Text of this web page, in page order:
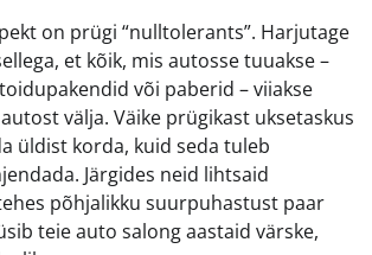
on prügi “nulltolerants”. Harjutage
et kõik, mis autosse tuuakse –
või paberid – viiakse
välja. Väike prügikast uksetaskus
üldist korda, kuid seda tuleb
Järgides neid lihtsaid
põhjalikku suurpuhastust paar
teie auto salong aastaid värske,